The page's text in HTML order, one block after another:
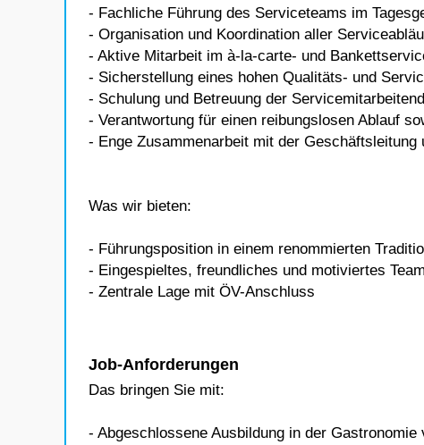
- Fachliche Führung des Serviceteams im
- Organisation und Koordination aller
- Aktive Mitarbeit im à-la-carte- und
- Sicherstellung eines hohen Qualitäts- und
- Schulung und Betreuung der
- Verantwortung für einen reibungslosen Ablauf
- Enge Zusammenarbeit mit der Geschäftsleitung
Was wir bieten:
- Führungsposition in einem renommierten
- Eingespieltes, freundliches und motiviertes Team
- Zentrale Lage mit ÖV-Anschluss
Job-Anforderungen
Das bringen Sie mit:
- Abgeschlossene Ausbildung in der Gastronomie